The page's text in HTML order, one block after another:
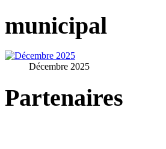
municipal
Décembre 2025
Partenaires